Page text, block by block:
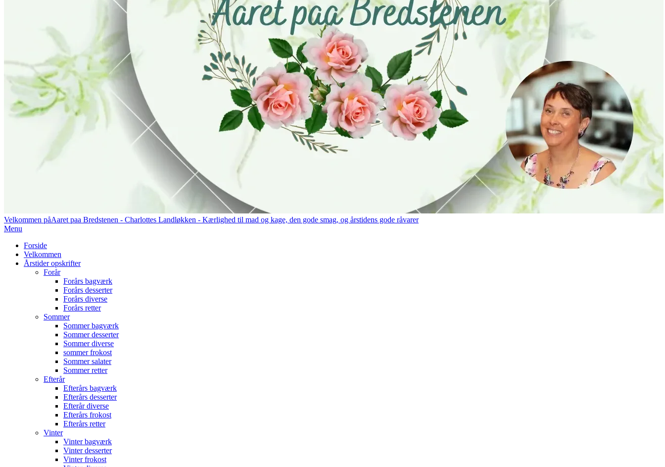
Velkommen påAaret paa Bredstenen - Charlottes Landløkken - Kærlighed til mad og kage, den gode smag, og årstidens gode råvarer
Primary
Menu
Menu
Forside
Velkommen
Årstider opskrifter
Forår
Forårs bagværk
Forårs desserter
Forårs diverse
Forårs retter
Sommer
Sommer bagværk
Sommer desserter
Sommer diverse
sommer frokost
Sommer salater
Sommer retter
Efterår
Efterårs bagværk
Efterårs desserter
Efterår diverse
Efterårs frokost
Efterårs retter
Vinter
Vinter bagværk
Vinter desserter
Vinter frokost